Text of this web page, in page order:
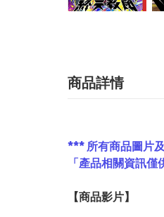
商品詳情
*** 所有商品圖片
「產品相關資訊
【商品影片】